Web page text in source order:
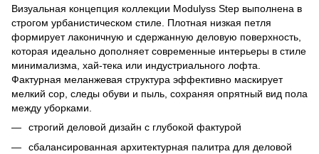
Визуальная концепция коллекции Modulyss Step выполнена в
строгом урбанистическом стиле. Плотная низкая петля
формирует лаконичную и сдержанную деловую поверхность,
которая идеально дополняет современные интерьеры в стиле
минимализма, хай-тека или индустриального лофта.
Фактурная меланжевая структура эффективно маскирует
мелкий сор, следы обуви и пыль, сохраняя опрятный вид пола
между уборками.
строгий деловой дизайн с глубокой фактурой
сбалансированная архитектурная палитра для деловой